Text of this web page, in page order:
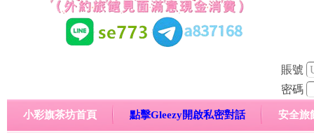
賬號
密碼
小彩旗茶坊首頁 點擊Gleezy開啟私密對話 安全旅